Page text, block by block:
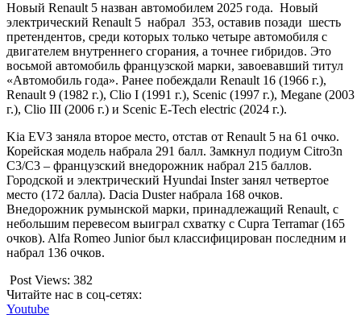
Новый Renault 5 назван автомобилем 2025 года. Новый
электрический Renault 5 набрал 353, оставив позади шесть
претендентов, среди которых только четыре автомобиля с
двигателем внутреннего сгорания, а точнее гибридов. Это
восьмой автомобиль французской марки, завоевавший титул
«Автомобиль года». Ранее побеждали Renault 16 (1966 г.),
Renault 9 (1982 г.), Clio I (1991 г.), Scenic (1997 г.), Megane (2003
г.), Clio III (2006 г.) и Scenic E-Tech electric (2024 г.).
Kia EV3 заняла второе место, отстав от Renault 5 на 61 очко.
Корейская модель набрала 291 балл. Замкнул подиум Citro3n
C3/С3 – французский внедорожник набрал 215 баллов.
Городской и электрический Hyundai Inster занял четвертое
место (172 балла). Dacia Duster набрала 168 очков.
Внедорожник румынской марки, принадлежащий Renault, с
небольшим перевесом выиграл схватку с Cupra Terramar (165
очков). Alfa Romeo Junior был классифицирован последним и
набрал 136 очков.
Post Views: 382
Читайте нас в соц-сетях:
Youtube